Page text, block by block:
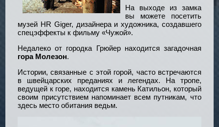
На выходе из замка
вы можете посетить
музей HR Giger, дизайнера и художника, создавшего
спецэффекты к фильму «Чужой».
Недалеко от городка Грюйер находится загадочная
гора Молезон.
Истории, связанные с этой горой, часто встречаются
в швейцарских преданиях и легендах. На тропе,
ведущей к горе, находится камень Катильон, который
своим присутствием напоминает всем путникам, что
здесь место обитания ведьм.